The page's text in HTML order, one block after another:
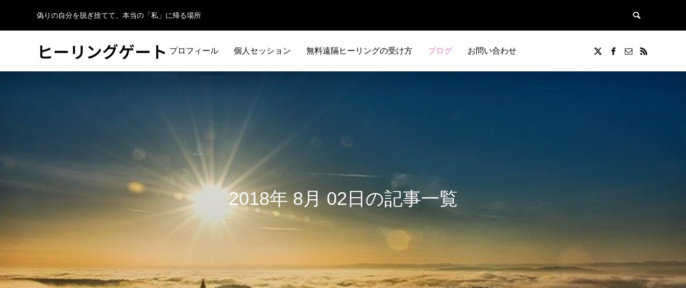
偽りの自分を脱ぎ捨てて、本当の「私」に帰る場所
ヒーリングゲート プロフィール 個人セッション 無料遠隔ヒーリングの受け方 ブログ お問い合わせ
2018年 8月 02日の記事一覧